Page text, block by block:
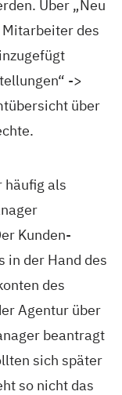
Über „Neu
Mitarbeiter des
->
über
als
Kunden-
in der Hand des
des
Agentur über
beantragt
sich später
so nicht das